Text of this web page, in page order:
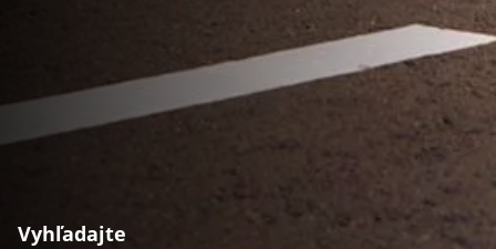
Vyhľadajte